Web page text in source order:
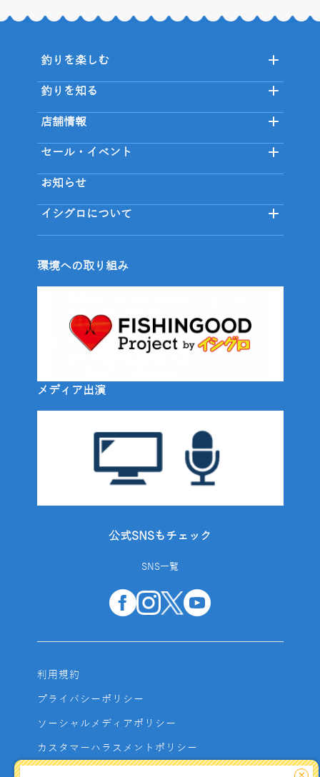
釣りを楽しむ
釣りを知る
店舗情報
セール・イベント
お知らせ
イシグロについて
環境への取り組み
メディア出演
公式SNSもチェック
SNS一覧
利用規約
プライバシーポリシー
ソーシャルメディアポリシー
カスタマーハラスメントポリシー